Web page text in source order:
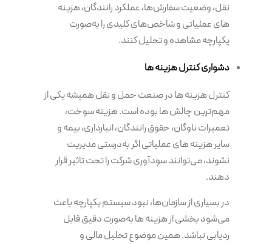
نقل، وضعیت سفارش‌ها، عملکرد رانندگان، هزینه
های عملیاتی و شاخص‌های کلیدی را به‌صورت
یکپارچه مشاهده و تحلیل کنند.
دشواری کنترل هزینه ها
کنترل هزینه ها در صنعت حمل و نقل همیشه یکی از
مهم‌ترین چالش ها بوده است. هزینه سوخت،
تعمیرات ناوگان، حقوق رانندگان، انبارداری، بیمه و
سایر هزینه های عملیاتی اگر به‌درستی مدیریت
نشوند، می‌توانند سودآوری شرکت را تحت تاثیر قرار
دهند.
در بسیاری از سازمان‌ها، نبود سیستم یکپارچه باعث
می‌شود بخشی از هزینه ها به‌صورت دقیق قابل
ردیابی نباشد. همین موضوع تحلیل مالی و